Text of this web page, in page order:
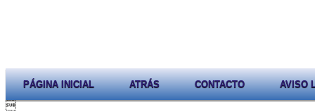
PÁGINA INICIAL ATRÁS CONTACTO AVISO
